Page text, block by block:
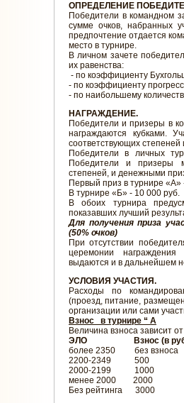
ОПРЕДЕЛЕНИЕ
Победители в командном
сумме очков, набранных
предпочтение отдается
место в турнире.
В личном зачете
их равенства:
- по коэффициенту
- по коэффициенту
- по наибольшему
НАГРАЖДЕНИЕ.
Победители и призеры в
награждаются кубками.
соответствующих
Победители в личных
Победители и призеры
степеней, и денежными
Первый приз в турнире «А»
В турнире «Б» - 10 000 руб.
В обоих турнира
показавших лучший
Для получения приза
(50% очков)
При отсутствии
церемонии
выдаются и в дальнейшем
УСЛОВИЯ УЧАСТИЯ.
Расходы по
(проезд, питание,
организации или сами
Взнос в турнире “ А
Величина взноса зависит
ЭЛО Взнос (в
более 2350 без взноса
2200-2349 500
2000-2199 1000
менее 2000 2000
Без рейтинга 3000